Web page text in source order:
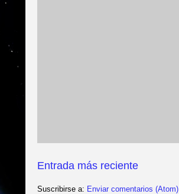
Entrada más reciente
Suscribirse a: Enviar comentarios (Atom)